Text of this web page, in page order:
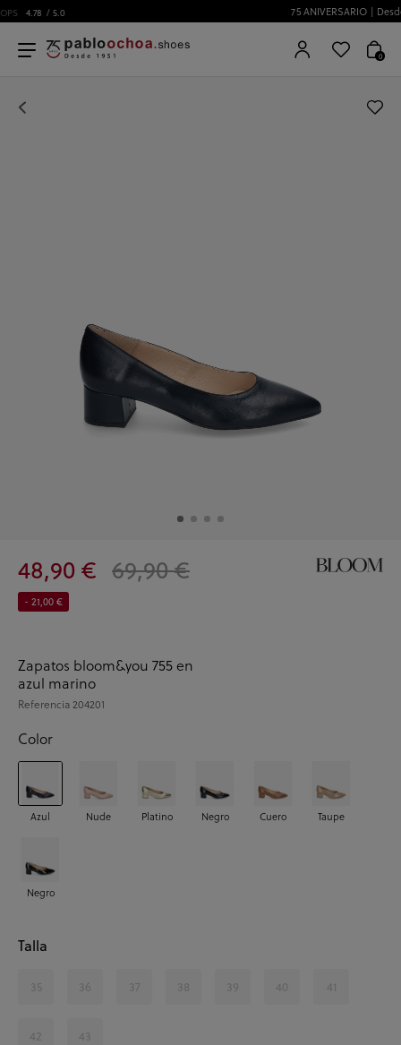
75 ANIVERSARIO | Desde 1951 pabloochoa.shoes
0
48,90 € 69,90 €
- 21,00 €
Zapatos bloom&you 755 en
azul marino
Referencia204201
Color
Azul Nude Platino Negro Cuero Taupe
Negro
Talla
35 36 37 38 39 40 41
42 43